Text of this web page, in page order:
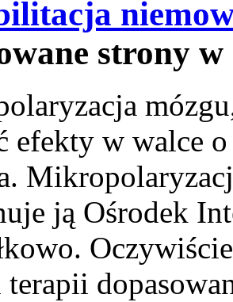
strony
efekty w walce
ją Ośrodek